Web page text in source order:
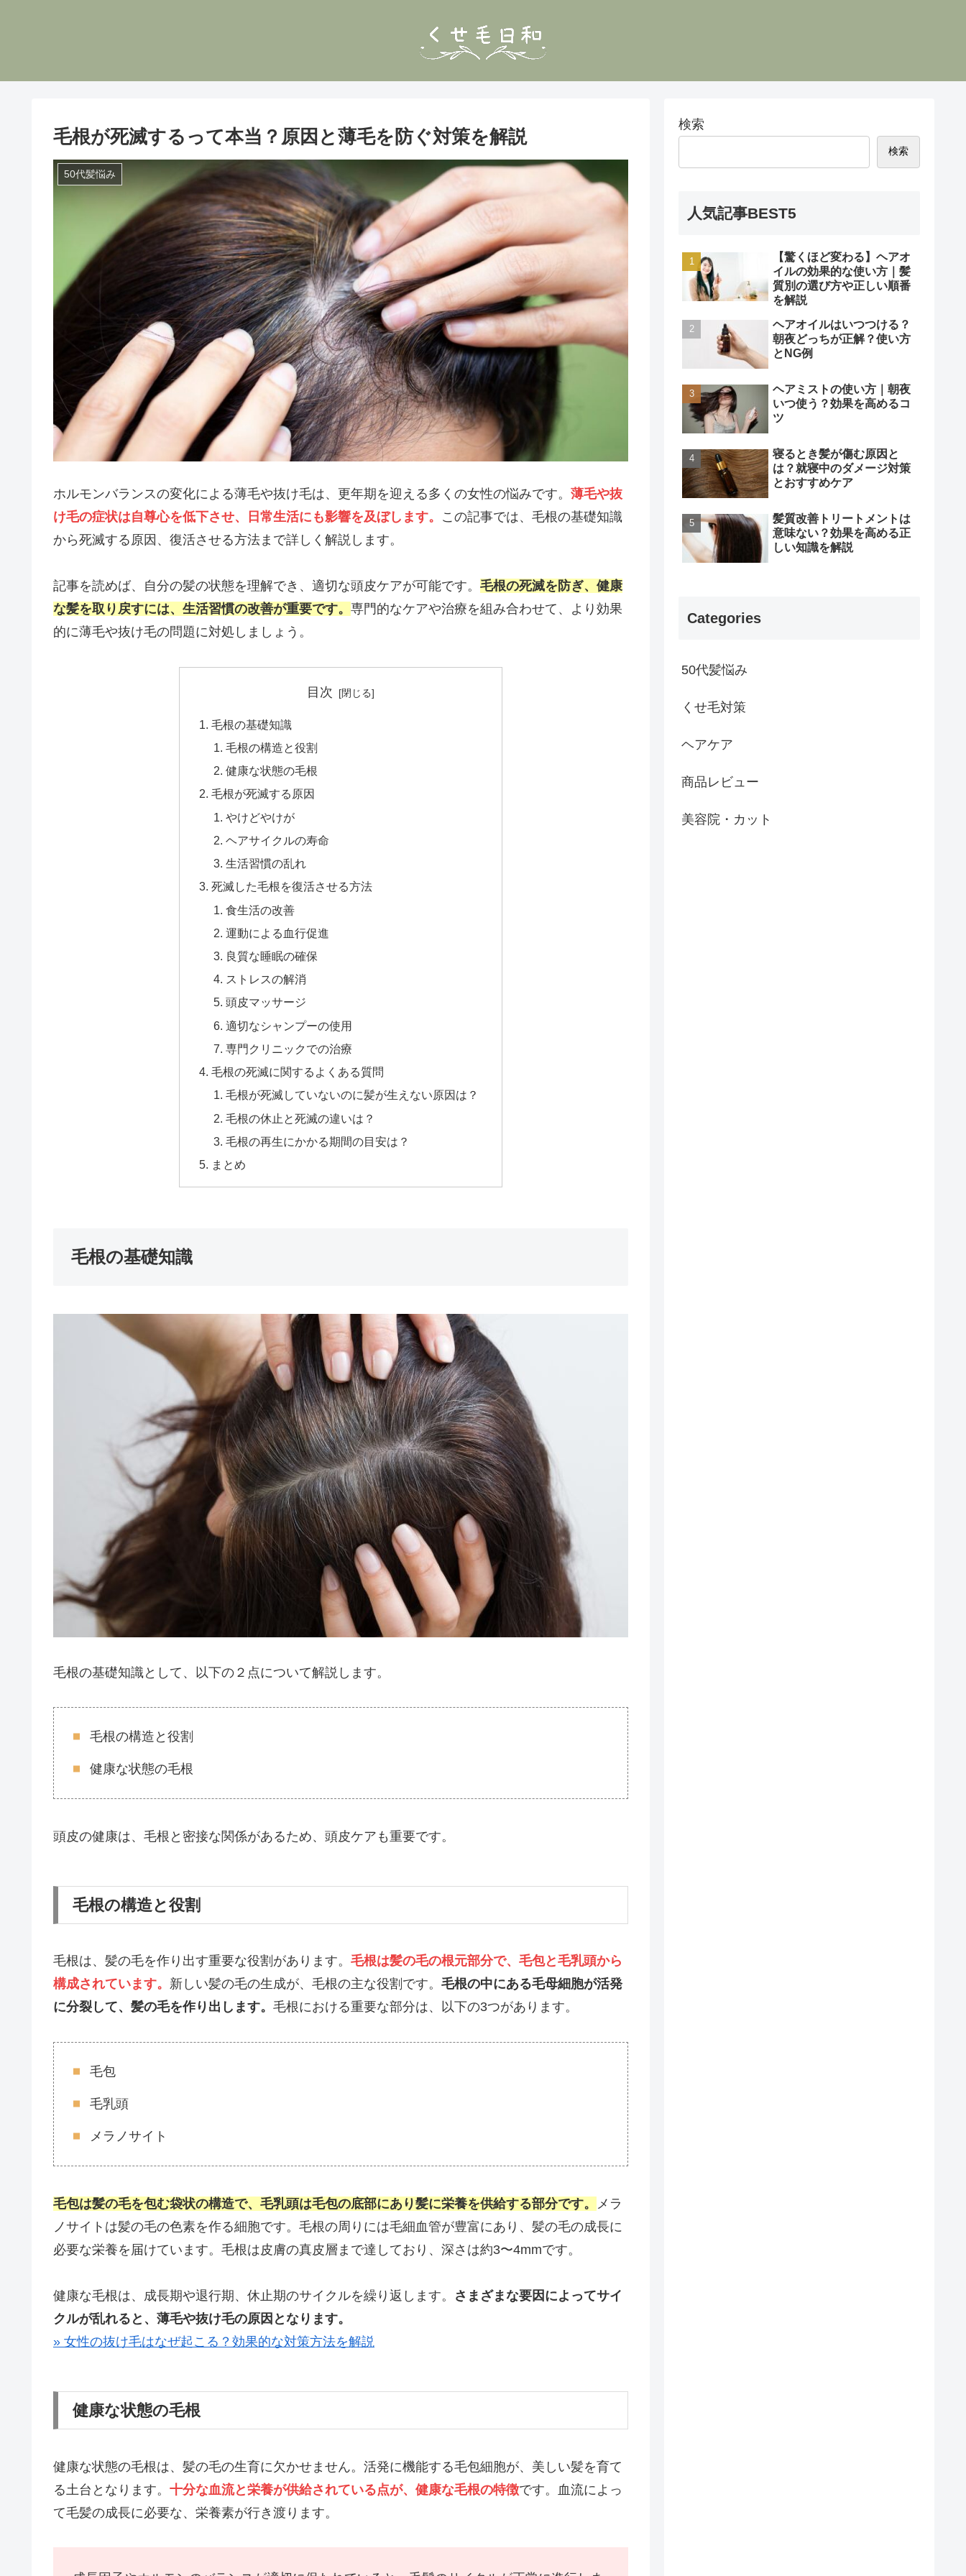
毛根が死滅するって本当？原因と薄毛を防ぐ対策を解説
50代髪悩み
ホルモンバランスの変化による薄毛や抜け毛は、更年期を迎える多くの女性の悩みです。 薄毛や抜
け毛の症状は自尊心を低下させ、日常生活にも影響を及ぼします。 この記事では、毛根の基礎知識
から死滅する原因、復活させる方法まで詳しく解説します。
記事を読めば、自分の髪の状態を理解でき、適切な頭皮ケアが可能です。 毛根の死滅を防ぎ、健康
な髪を取り戻すには、生活習慣の改善が重要です。 専門的なケアや治療を組み合わせて、より効果
的に薄毛や抜け毛の問題に対処しましょう。
目次
毛根の基礎知識
毛根の構造と役割
健康な状態の毛根
毛根が死滅する原因
やけどやけが
ヘアサイクルの寿命
生活習慣の乱れ
死滅した毛根を復活させる方法
食生活の改善
運動による血行促進
良質な睡眠の確保
ストレスの解消
頭皮マッサージ
適切なシャンプーの使用
専門クリニックでの治療
毛根の死滅に関するよくある質問
毛根が死滅していないのに髪が生えない原因は？
毛根の休止と死滅の違いは？
毛根の再生にかかる期間の目安は？
まとめ
毛根の基礎知識
毛根の基礎知識として、以下の２点について解説します。
毛根の構造と役割
健康な状態の毛根
頭皮の健康は、毛根と密接な関係があるため、頭皮ケアも重要です。
毛根の構造と役割
毛根は、髪の毛を作り出す重要な役割があります。 毛根は髪の毛の根元部分で、毛包と毛乳頭から
構成されています。 新しい髪の毛の生成が、毛根の主な役割です。 毛根の中にある毛母細胞が活発
に分裂して、髪の毛を作り出します。 毛根における重要な部分は、以下の3つがあります。
毛包
毛乳頭
メラノサイト
毛包は髪の毛を包む袋状の構造で、毛乳頭は毛包の底部にあり髪に栄養を供給する部分です。
メラ
ノサイトは髪の毛の色素を作る細胞です。毛根の周りには毛細血管が豊富にあり、髪の毛の成長に
必要な栄養を届けています。毛根は皮膚の真皮層まで達しており、深さは約3〜4mmです。
健康な毛根は、成長期や退行期、休止期のサイクルを繰り返します。 さまざまな要因によってサイ
クルが乱れると、薄毛や抜け毛の原因となります。
» 女性の抜け毛はなぜ起こる？効果的な対策方法を解説
健康な状態の毛根
健康な状態の毛根は、髪の毛の生育に欠かせません。活発に機能する毛包細胞が、美しい髪を育て
る土台となります。 十分な血流と栄養が供給されている点が、健康な毛根の特徴です。血流によっ
て毛髪の成長に必要な、栄養素が行き渡ります。
検索
検索
人気記事BEST5
【驚くほど変わる】ヘアオ
イルの効果的な使い方｜髪
質別の選び方や正しい順番
を解説
ヘアオイルはいつつける？
朝夜どっちが正解？使い方
とNG例
ヘアミストの使い方｜朝夜
いつ使う？効果を高めるコ
ツ
寝るとき髪が傷む原因と
は？就寝中のダメージ対策
とおすすめケア
髪質改善トリートメントは
意味ない？効果を高める正
しい知識を解説
Categories
50代髪悩み
くせ毛対策
ヘアケア
商品レビュー
美容院・カット